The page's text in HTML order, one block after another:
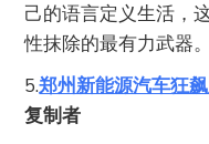
己的语言定义生活，
性抹除的最有力武器。
5.郑州新能源汽车狂
复制者